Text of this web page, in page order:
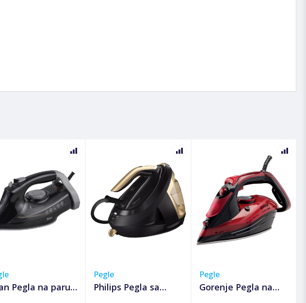
Pegla na paru,
Pegle
Philips Pegla sa
Pegle
Gorenje Pegla na